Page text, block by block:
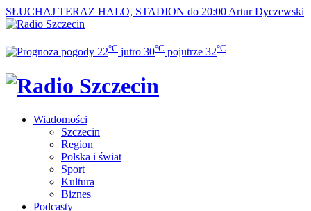
SŁUCHAJ TERAZ HALO, STADION do 20:00 Artur Dyczewski
22°C jutro 30°C pojutrze 32°C
Wiadomości
Szczecin
Region
Polska i świat
Sport
Kultura
Biznes
Podcasty